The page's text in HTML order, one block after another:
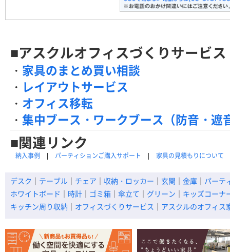
■アスクルオフィスづくりサービス
・ 家具のまとめ買い相談
・ レイアウトサービス
・ オフィス移転
・ 集中ブース・ワークブース（防音・遮
■関連リンク
納入事例 パーティションご購入サポート 家具の見積もりについて
デスク テーブル チェア 収納・ロッカー 玄関 金庫
パーテ
ホワイトボード
時計 ゴミ箱 傘立て グリーン
キッズコーナ
キッチン周り収納
オフィスづくりサービス アスクルのオフィス